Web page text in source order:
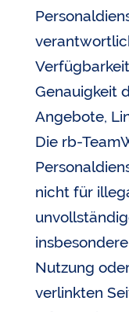
Genauigkeit
Angebote,
Die rb-
nicht für
Nutzung
verlinkten